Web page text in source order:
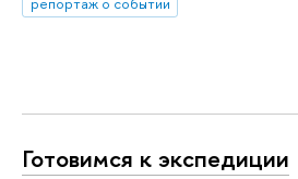
Готовимся к экспедиции